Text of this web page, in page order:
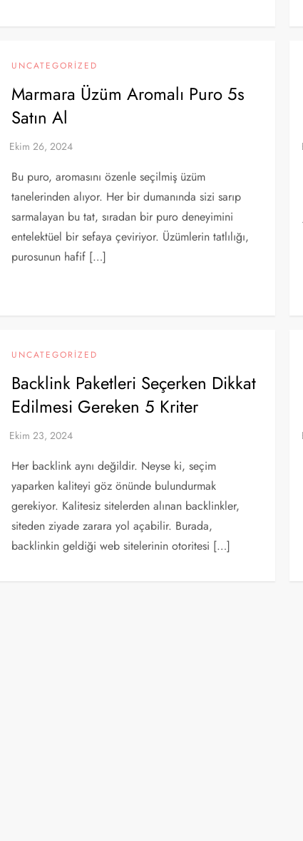
UNCATEGORIZED
Marmara Üzüm Aromalı Puro 5s
Satın Al
Bu puro, aromasını özenle seçilmiş üzüm
tanelerinden alıyor. Her bir dumanında sizi sarıp
sarmalayan bu tat, sıradan bir puro deneyimini
entelektüel bir sefaya çeviriyor. Üzümlerin tatlılığı,
purosunun hafif […]
UNCATEGORIZED
Backlink Paketleri Seçerken Dikkat
Edilmesi Gereken 5 Kriter
Her backlink aynı değildir. Neyse ki, seçim
yaparken kaliteyi göz önünde bulundurmak
gerekiyor. Kalitesiz sitelerden alınan backlinkler,
siteden ziyade zarara yol açabilir. Burada,
backlinkin geldiği web sitelerinin otoritesi […]